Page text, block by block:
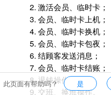
激活会员、临时卡；
会员、临时卡上机；
会员、临时卡换机；
会员、临时卡包夜；
结顾客发送消息；
会员、临时卡结账；
退钱操作；
交班、换班操作。
此页面有帮助吗？ 是